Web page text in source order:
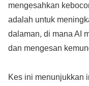
mengesahkan
adalah untuk
dalaman, di mana AI
dan mengesan
Kes ini menunjukkan